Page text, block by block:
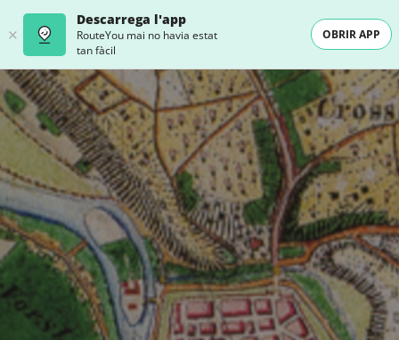
Descarrega l'app
RouteYou mai no havia estat
tan fàcil
OBRIR APP